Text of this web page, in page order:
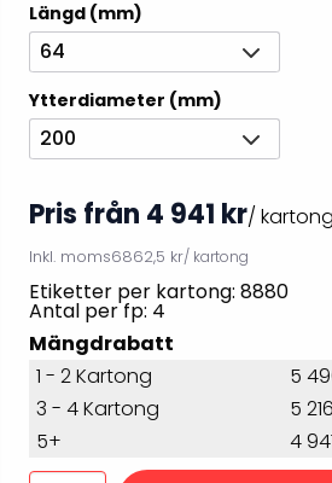
Längd (mm)
64
Ytterdiameter (mm)
200
Pris från 4 941 kr/ kartong
Inkl. moms6862,5 kr/ kartong
Etiketter per kartong: 8880
Antal per fp: 4
Mängdrabatt
1 - 2 Kartong
5
3 - 4 Kartong
5
5+
4